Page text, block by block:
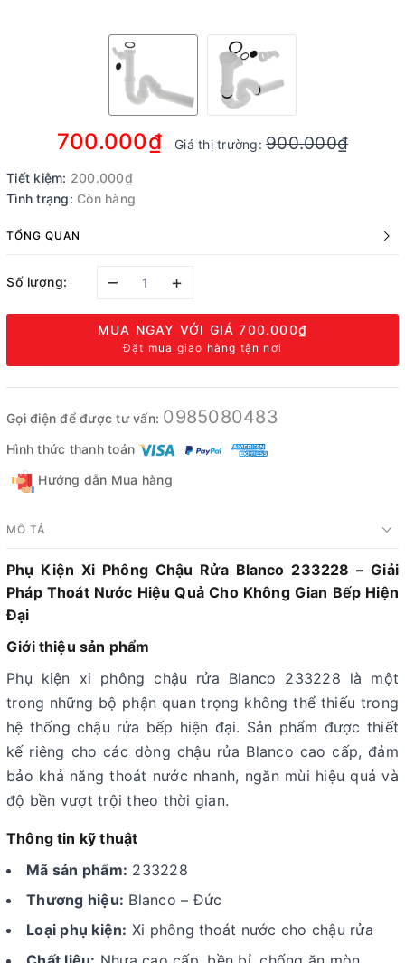
700.000₫ Giá thị trường:900.000₫
Tiết kiệm: 200.000₫
Tình trạng: Còn hàng
TỔNG QUAN
Số lượng: – +
MUA NGAY VỚI GIÁ700.000₫
Đặt mua giao hàng tận nơi
Gọi điện để được tư vấn: 0985080483
Hình thức thanh toán
Hướng dẫn Mua hàng
MÔ TẢ
Phụ Kiện Xi Phông Chậu Rửa Blanco 233228 – Giải
Pháp Thoát Nước Hiệu Quả Cho Không Gian Bếp Hiện
Đại
Giới thiệu sản phẩm
Phụ kiện xi phông chậu rửa Blanco 233228 là một
trong những bộ phận quan trọng không thể thiếu trong
hệ thống chậu rửa bếp hiện đại. Sản phẩm được thiết
kế riêng cho các dòng chậu rửa Blanco cao cấp, đảm
bảo khả năng thoát nước nhanh, ngăn mùi hiệu quả và
độ bền vượt trội theo thời gian.
Thông tin kỹ thuật
Mã sản phẩm: 233228
Thương hiệu: Blanco – Đức
Loại phụ kiện: Xi phông thoát nước cho chậu rửa